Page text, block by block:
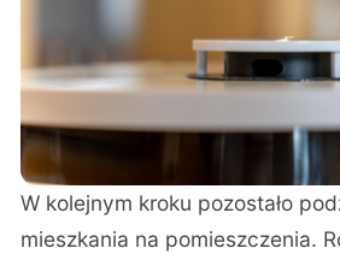
W kolejnym kroku pozostało
mieszkania na pomieszczenia.